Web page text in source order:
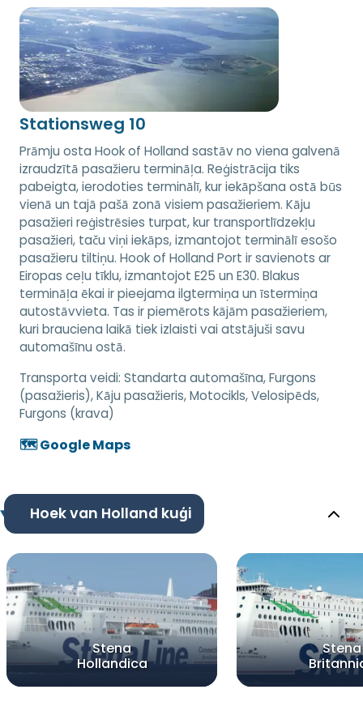
Stationsweg 10
Prāmju osta Hook of Holland sastāv no viena galvenā
izraudzītā pasažieru termināļa. Reģistrācija tiks
pabeigta, ierodoties terminālī, kur iekāpšana ostā būs
vienā un tajā pašā zonā visiem pasažieriem. Kāju
pasažieri reģistrēsies turpat, kur transportlīdzekļu
pasažieri, taču viņi iekāps, izmantojot terminālī esošo
pasažieru tiltiņu. Hook of Holland Port ir savienots ar
Eiropas ceļu tīklu, izmantojot E25 un E30. Blakus
termināļa ēkai ir pieejama ilgtermiņa un īstermiņa
autostāvvieta. Tas ir piemērots kājām pasažieriem,
kuri brauciena laikā tiek izlaisti vai atstājuši savu
automašīnu ostā.
Transporta veidi: Standarta automašīna, Furgons
(pasažieris), Kāju pasažieris, Motocikls, Velosipēds,
Furgons (krava)
🗺️ Google Maps
Hoek van Holland kuģi
Stena
Hollandica
Stena